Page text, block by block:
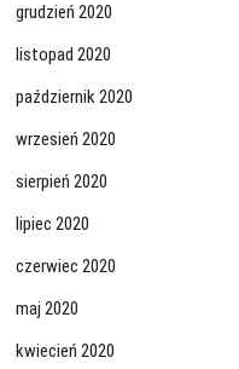
grudzień 2020
listopad 2020
październik 2020
wrzesień 2020
sierpień 2020
lipiec 2020
czerwiec 2020
maj 2020
kwiecień 2020